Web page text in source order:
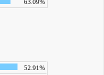
63.09%
52.91%